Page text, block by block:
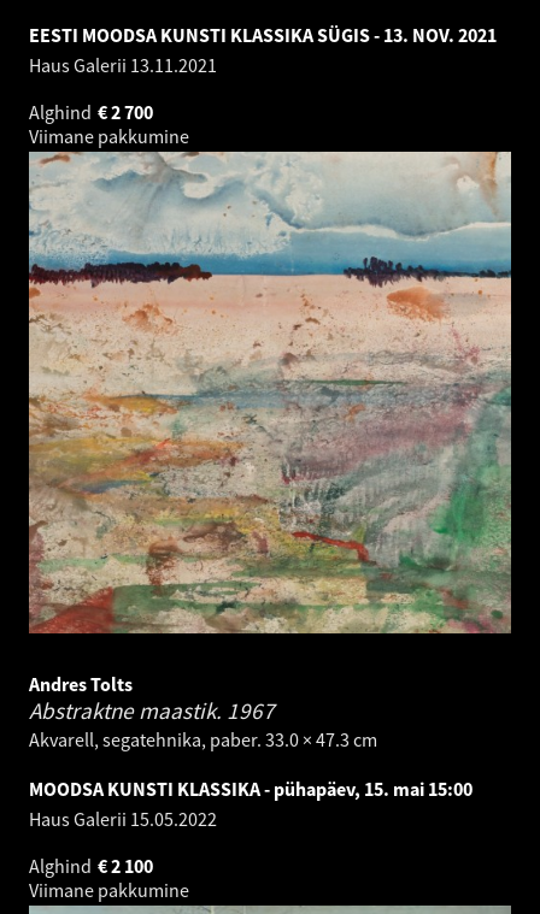
EESTI MOODSA KUNSTI KLASSIKA SÜGIS - 13. NOV. 2021
Haus Galerii 13.11.2021
Alghind
2 700
€
Viimane pakkumine
Andres Tolts
Abstraktne maastik. 1967
Akvarell, segatehnika, paber. 33.0 × 47.3 cm
MOODSA KUNSTI KLASSIKA - pühapäev, 15. mai 15:00
Haus Galerii 15.05.2022
Alghind
2 100
€
Viimane pakkumine